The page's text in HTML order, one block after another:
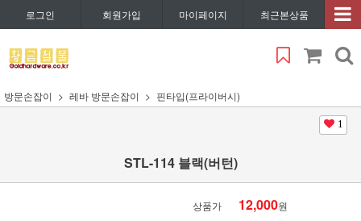
로그인 회원가입 마이페이지 최근본상품
방문손잡이 레바 방문손잡이 핀타입(프라이버시)
1
STL-114 블랙(버턴)
상품가 12,000원